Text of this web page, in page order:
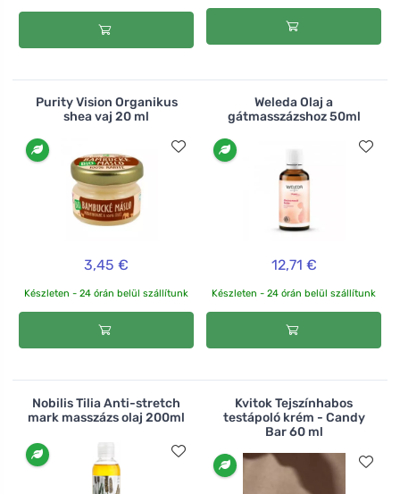
Purity Vision Organikus
shea vaj 20 ml
3,45 €
Készleten - 24 órán belül szállítunk
Weleda Olaj a
gátmasszázshoz 50ml
12,71 €
Készleten - 24 órán belül szállítunk
Nobilis Tilia Anti-stretch
mark masszázs olaj 200ml
Kvitok Tejszínhabos
testápoló krém - Candy
Bar 60 ml